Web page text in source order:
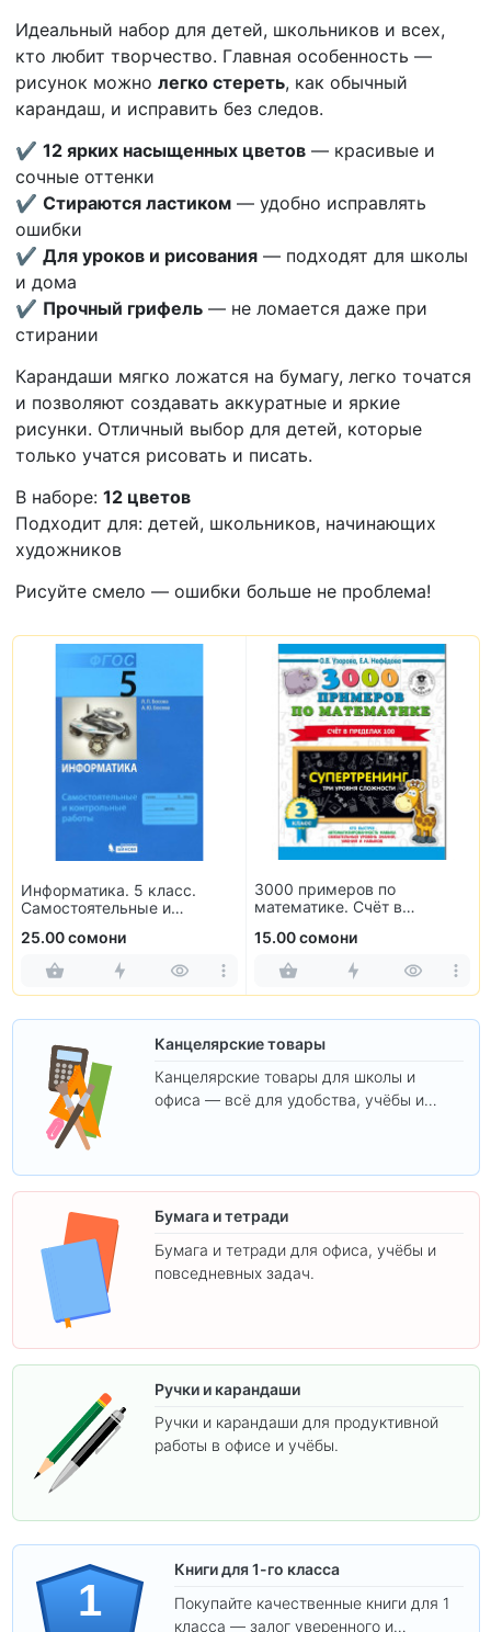
Идеальный набор для детей, школьников и всех,
кто любит творчество. Главная особенность —
рисунок можно легко стереть, как обычный
карандаш, и исправить без следов.
✔️ 12 ярких насыщенных цветов — красивые и
сочные оттенки
✔️ Стираются ластиком — удобно исправлять
ошибки
✔️ Для уроков и рисования — подходят для школы
и дома
✔️ Прочный грифель — не ломается даже при
стирании
Карандаши мягко ложатся на бумагу, легко точатся
и позволяют создавать аккуратные и яркие
рисунки. Отличный выбор для детей, которые
только учатся рисовать и писать.
В наборе: 12 цветов
Подходит для: детей, школьников, начинающих
художников
Рисуйте смело — ошибки больше не проблема!
Информатика. 5 класс.
Самостоятельные и
25.00 сомони
3000 примеров по
математике. Счёт в
15.00 сомони
Канцелярские товары
Канцелярские товары для школы и
офиса — всё для удобства, учёбы и
Бумага и тетради
Бумага и тетради для офиса, учёбы и
повседневных задач.
Ручки и карандаши
Ручки и карандаши для продуктивной
работы в офисе и учёбы.
1
Книги для 1-го класса
Покупайте качественные книги для 1
класса — залог уверенного и